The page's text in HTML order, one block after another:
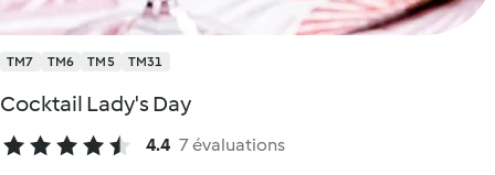
TM7 TM6 TM5 TM31
Cocktail Lady's Day
4.4 7 évaluations